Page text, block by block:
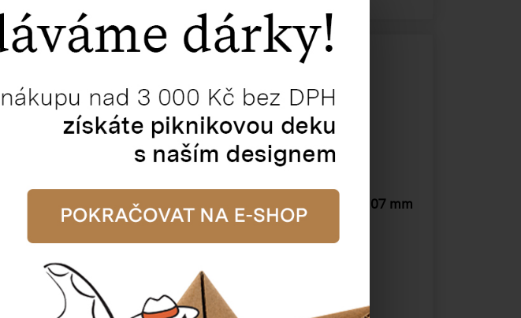
302×215×80 mm Krabice na formát A4302×215×107 mm